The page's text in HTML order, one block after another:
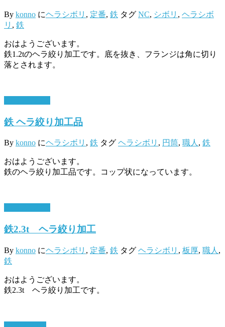
By konno にヘラシボリ , 定番, 鉄 タグ NC, シボリ , ヘラシボ
リ , 鉄
おはようございます。
鉄1.2tのヘラ絞り加工です。底を抜き、フランジは角に切り
落とされます。
鉄 ヘラ絞り加工品
By konno にヘラシボリ , 鉄 タグ ヘラシボリ , 円筒, 職人 , 鉄
おはようございます。
鉄のヘラ絞り加工品です。コップ状になっています。
鉄2.3t ヘラ絞り加工
By konno にヘラシボリ , 定番, 鉄 タグ ヘラシボリ , 板厚, 職人 ,
鉄
おはようございます。
鉄2.3t ヘラ絞り加工です。